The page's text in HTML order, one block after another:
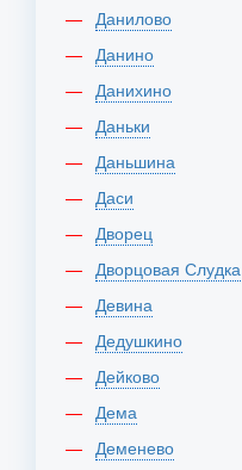
Данилово
Данино
Данихино
Даньки
Даньшина
Даси
Дворец
Дворцовая Слудка
Девина
Дедушкино
Дейково
Дема
Деменево